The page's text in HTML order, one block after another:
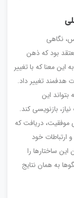
نگاهی
بود که ذهن
معنا که با تغییر
هدفمند تغییر داد.
این
بازنویسی کند.
موفقیت، دریافت که
ارتباطات خود
این ساختارها را
به همان نتایج